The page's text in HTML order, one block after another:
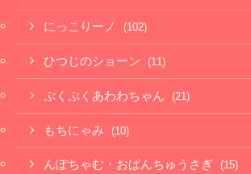
にっこりーノ (102)
ひつじのショーン (11)
ぷくぷくあわわちゃん (21)
もちにゃみ (10)
んぽちゃむ・おぱんちゅうさぎ (15)